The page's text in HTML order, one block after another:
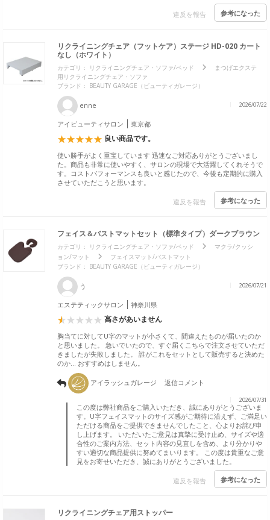
違反を報告 参考になった
リクライニングチェア（フットケア）ステージ HD-020 カート
なし（ホワイト）
カテゴリ： リクライニングチェア・ソファ/ベッド
まつげエクステ
用リクライニングチェア・ソファ
ブランド： BEAUTY GARAGE（ビューティガレージ）
enne 2026/07/22
アイビューティサロン 東京都
良い商品です。
使い勝手がよく重宝しています 迅速なご対応ありがとうございまし
た。商品も非常に使いやすく、サロンの現場で大活躍してくれそうで
す。コストパフォーマンスも良いと感じたので、今後も定期的に購入
させていただこうと思います。
違反を報告 参考になった
フェイス＆バストマットセット（標準タイプ）ダークブラウン
カテゴリ： リクライニングチェア・ソファ/ベッド
マクラ/クッシ
ョン/マット
フェイスマット/バストマット
ブランド： BEAUTY GARAGE（ビューティガレージ）
う 2026/07/21
エステティックサロン 神奈川県
高さがあいません
胸当てに対してU字のマットが小さくて、間違えたものが届いたのか
と思いました。 急いでいたので、すぐ届くこちらで注文させていただ
きましたが失敗しました。 誰がこれをセットとして販売すると決めた
のか… おすすめはしません。
アイラッシュガレージ 返信コメント
2026/07/31
この度は弊社商品をご購入いただき、誠にありがとうございま
す。U字フェイスマットのサイズ感がご期待に沿えず、ご満足い
ただける商品をご提供できませんでしたこと、心よりお詫び申
し上げます。 いただいたご意見は真摯に受け止め、サイズや適
合性のご案内方法、セット内容の見直しを含め、より分かりや
すい適切な商品提供に努めてまいります。 この度は貴重なご意
見をお寄せいただき、誠にありがとうございました。
違反を報告 参考になった
リクライニングチェア用ストッパー